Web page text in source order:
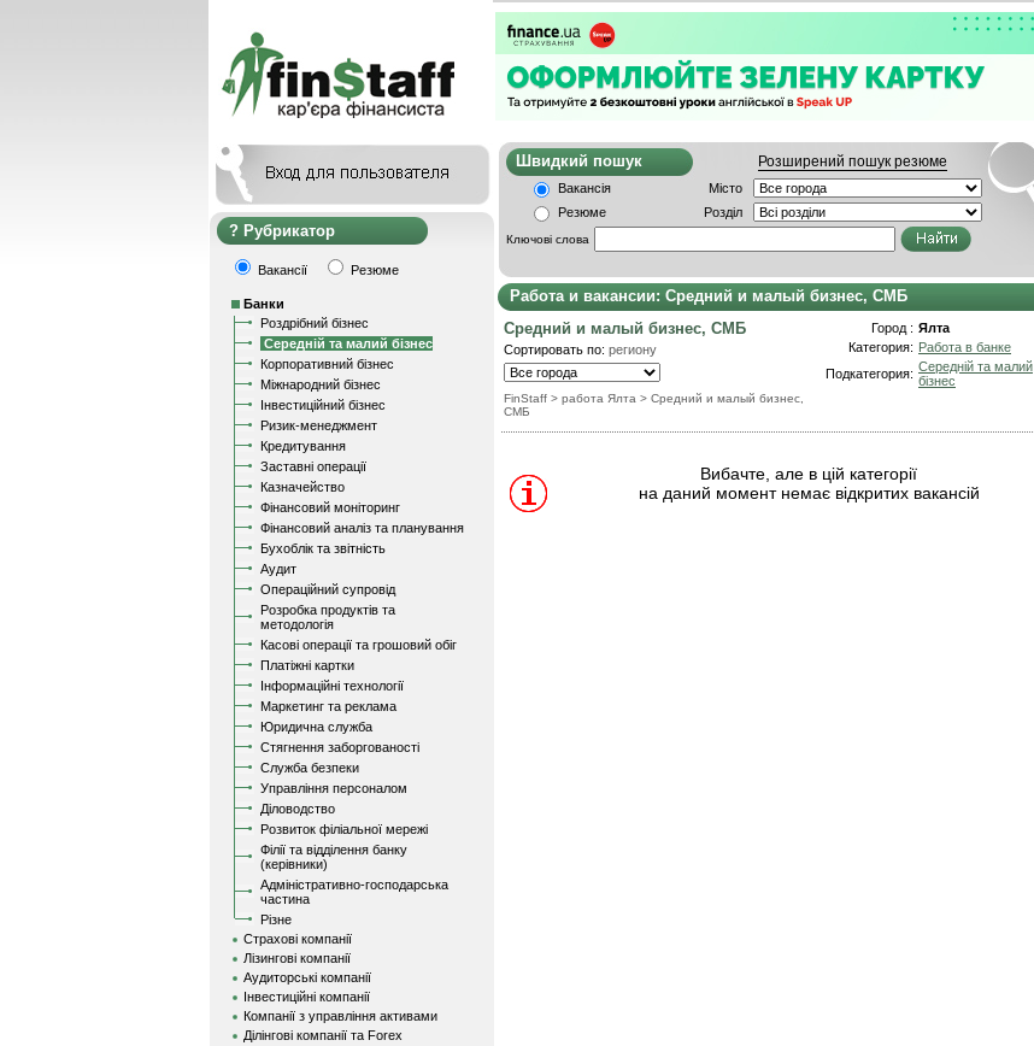
Рубрикатор
Вакансії Резюме
Банки
Роздрібний бізнес
Середній та малий бізнес
Корпоративний бізнес
Міжнародний бізнес
Інвестиційний бізнес
Ризик-менеджмент
Кредитування
Заставні операції
Казначейство
Фінансовий моніторинг
Фінансовий аналіз та планування
Бухоблік та звітність
Аудит
Операційний супровід
Розробка продуктів та
методологія
Касові операції та грошовий обіг
Платіжні картки
Інформаційні технології
Маркетинг та реклама
Юридична служба
Стягнення заборгованості
Служба безпеки
Управління персоналом
Діловодство
Розвиток філіальної мережі
Філії та відділення банку
(керівники)
Адміністративно-господарська
частина
Різне
Страхові компанії
Лізингові компанії
Аудиторські компанії
Інвестиційні компанії
Компанії з управління активами
Ділінгові компанії та Forex
Швидкий пошук Розширений пошук резюме
Вакансія
Місто
Резюме
Розділ
Ключові слова
Работа и вакансии: Средний и малый бизнес, СМБ
Средний и малый бизнес, СМБ
Сортировать по: региону
FinStaff > работа Ялта > Средний и малый бизнес,
СМБ
Город : Ялта
Категория: Работа в банке
Подкатегория: Середній та малий
бізнес
Вибачте, але в цій категорії
на даний момент немає відкритих вакансій